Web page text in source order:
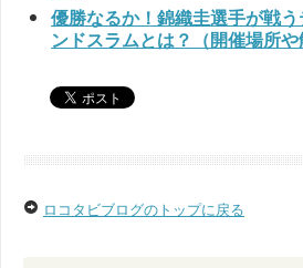
優勝なるか！錦織圭選手が戦
ンドスラムとは？（開催場所や
ロコタビブログのトップに戻る